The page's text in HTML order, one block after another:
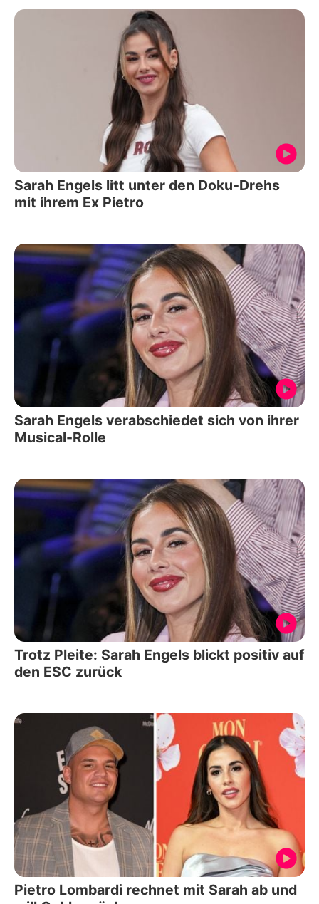
Sarah Engels litt unter den Doku-Drehs
mit ihrem Ex Pietro
Sarah Engels verabschiedet sich von ihrer
Musical-Rolle
Trotz Pleite: Sarah Engels blickt positiv auf
den ESC zurück
Pietro Lombardi rechnet mit Sarah ab und